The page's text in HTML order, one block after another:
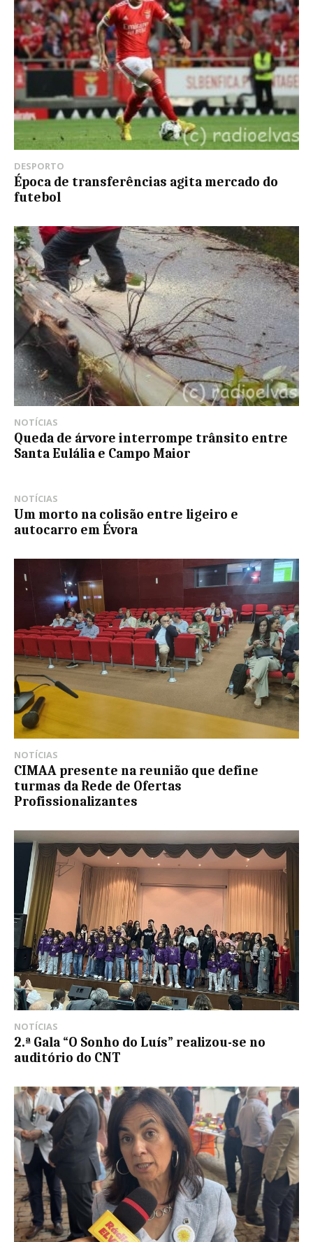
DESPORTO
Época de transferências agita mercado do
futebol
NOTÍCIAS
Queda de árvore interrompe trânsito entre
Santa Eulália e Campo Maior
NOTÍCIAS
Um morto na colisão entre ligeiro e
autocarro em Évora
NOTÍCIAS
CIMAA presente na reunião que define
turmas da Rede de Ofertas
Profissionalizantes
NOTÍCIAS
2.ª Gala “O Sonho do Luís” realizou-se no
auditório do CNT